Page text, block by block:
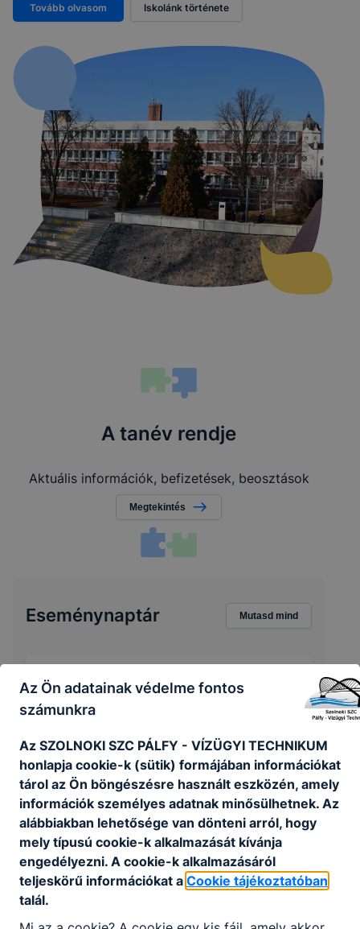
Tovább olvasom Iskolánk története
A tanév rendje
Aktuális információk, befizetések, beosztások
Megtekintés
Eseménynaptár Mutasd mind
2026. augusztus
H K
27 28 29 30 31 1 2
3 4 5 6 7 8 9
10 11 12 13 14 15 16
17 18 19 20 21 22 23
24 25 26 30
31 2 3 4 5 6
Az Ön adatainak védelme fontos
számunkra
Az SZOLNOKI SZC PÁLFY - VÍZÜGYI TECHNIKUM
honlapja cookie-k (sütik) formájában információkat
tárol az Ön böngészésre használt eszközén, amely
információk személyes adatnak minősülhetnek. Az
alábbiakban lehetősége van dönteni arról, hogy
mely típusú cookie-k alkalmazását kívánja
engedélyezni. A cookie-k alkalmazásáról
teljeskörű információkat a Cookie tájékoztatóban
talál.